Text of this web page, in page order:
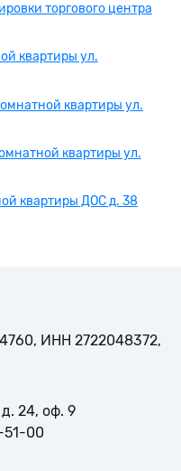
торгового центра
квартиры ул.
квартиры ул.
квартиры ул.
квартиры ДОС д. 38
ИНН 2722048372,
24, оф. 9
51-00